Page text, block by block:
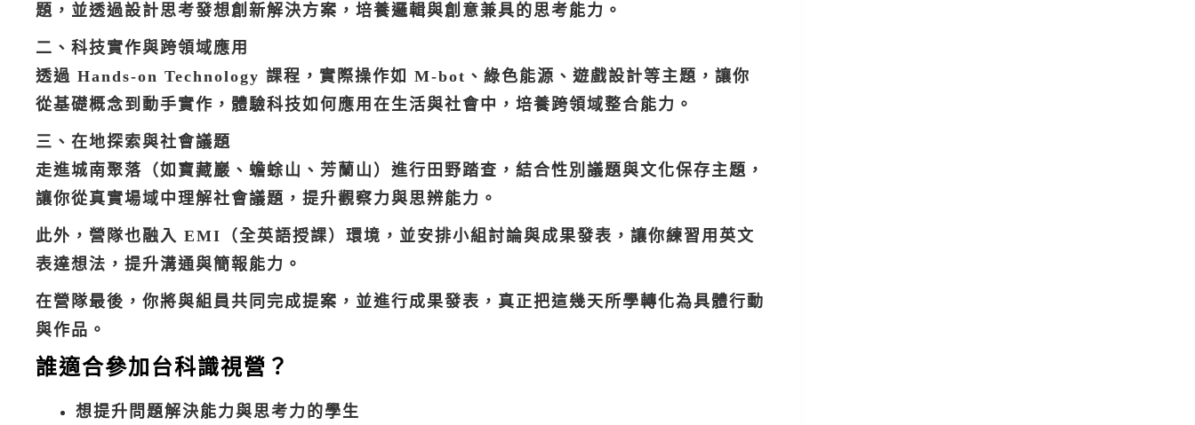
題，並透過設計思考發想創新解決方案，培養邏輯與創意兼具的思考能力。
二、科技實作與跨領域應用
透過 Hands-on Technology 課程，實際操作如 M-bot、綠色能源、遊戲設計等主題，讓你
從基礎概念到動手實作，體驗科技如何應用在生活與社會中，培養跨領域整合能力。
三、在地探索與社會議題
走進城南聚落（如寶藏巖、蟾蜍山、芳蘭山）進行田野踏查，結合性別議題與文化保存主題，
讓你從真實場域中理解社會議題，提升觀察力與思辨能力。
此外，營隊也融入 EMI（全英語授課）環境，並安排小組討論與成果發表，讓你練習用英文
表達想法，提升溝通與簡報能力。
在營隊最後，你將與組員共同完成提案，並進行成果發表，真正把這幾天所學轉化為具體行動
與作品。
誰適合參加台科識視營？
想提升問題解決能力與思考力的學生